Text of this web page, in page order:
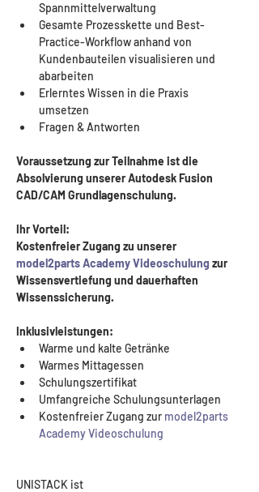
Spannmittelverwaltung
Gesamte Prozesskette und Best-
Practice-Workflow anhand von
Kundenbauteilen visualisieren und
abarbeiten
Erlerntes Wissen in die Praxis
umsetzen
Fragen & Antworten
Voraussetzung zur Teilnahme ist die
Absolvierung unserer Autodesk Fusion
CAD/CAM Grundlagenschulung.
Ihr Vorteil:
Kostenfreier Zugang zu unserer
model2parts Academy Videoschulung zur
Wissensvertiefung und dauerhaften
Wissenssicherung.
Inklusivleistungen:
Warme und kalte Getränke
Warmes Mittagessen
Schulungszertifikat
Umfangreiche Schulungsunterlagen
Kostenfreier Zugang zur model2parts
Academy Videoschulung
UNISTACK ist